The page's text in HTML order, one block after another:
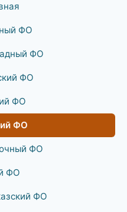
ФО
ФО
ФО
ФО
ФО
ФО
ФО
ФО